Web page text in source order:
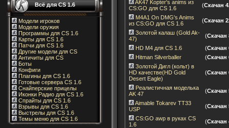
Всё для CS 1.6
Модели игроков
Модели оружия
Программы для CS 1.6
Карты для CS 1.6
Патчи для CS 1.6
Другие модели для CS
Античиты для CS
Боты
Конфиги
Плагины для CS 1.6
Готовые сервера CS 1.6
Снайперские прицелы
Иконки Радио для CS 1.6
Спрайты для CS 1.6
Взрывы для CS 1.6
Выстрелы для CS 1.6
Темы меню для CS 1.6
AK47 Kopter's anims из
CS:GO для CS 1.6
(Скачан
M4A1 On DMG's Anims
из CS:GO для CS 1.6
(Скачан
Золотой калаш (Gold Ak-
47)
(Скачан
HD M4 для CS 1.6
(Скачан
Hitman Silverballer
(Скачан
Золотой Дигл (кольт) в
HD качестве(HD Gold
Desert Eagle)
(Скачан
Реалистичная моделька
AK 47
(Скачан
Aimable Tokarev TT33
USP
(Скачан
CS:GO awp в руках CS
1.6
(Скачан